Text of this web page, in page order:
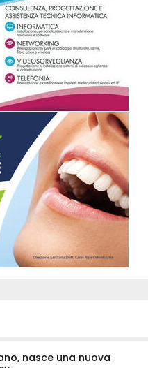
nasce una nuova